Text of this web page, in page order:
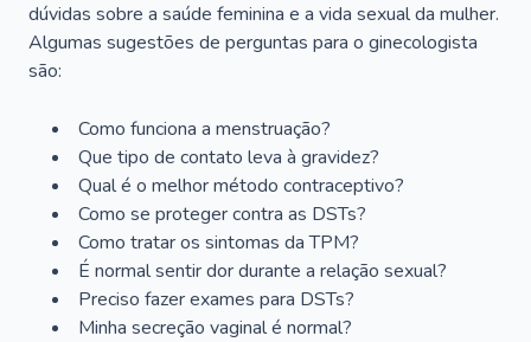
dúvidas sobre a saúde feminina e a vida sexual da mulher.
Algumas sugestões de perguntas para o ginecologista
são:
Como funciona a menstruação?
Que tipo de contato leva à gravidez?
Qual é o melhor método contraceptivo?
Como se proteger contra as DSTs?
Como tratar os sintomas da TPM?
É normal sentir dor durante a relação sexual?
Preciso fazer exames para DSTs?
Minha secreção vaginal é normal?